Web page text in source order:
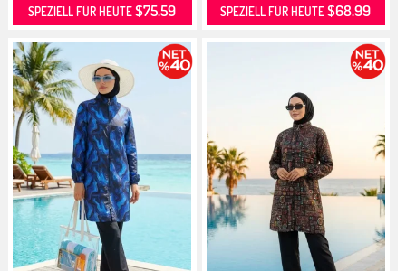
SPEZIELL FÜR HEUTE$75.59 SPEZIELL FÜR HEUTE$68.99